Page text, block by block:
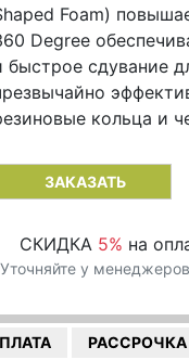
Foam)
Degree
быстрое сдувание
кольца и
ЗАКАЗАТЬ
СКИДКА 5% на
у менеджеров
РАССРОЧКА